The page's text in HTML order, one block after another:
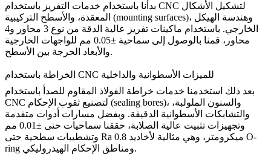
بدأنا باستخدام خدمات التفريز باستخدام CNC
المعقدة، والأسطح التركيبية (mounting surfaces)، وهندسة الهيكل
الخارجي. باستخدام ماكينات تفريز عالية الدقة من نوع 3 محاور و4
محاور، قمنا بالوصول إلى سماحية ±0.05 مم للواجهات الخارجية
والأبعاد الحرجة بين الأسطح.
الخراطة باستخدام CNC للميزات الأسطوانية والداخلية
بعد ذلك استخدمنا خدمات خراطة الفولاذ المقاوم للصدأ باستخدام
CNC
والتشابكات الأسطوانية الدقيقة. وبفضل مسارات أدوات متقدمة
وتجهيزات تثبيت عالية الصلابة، حققنا سماحيات حتى ±0.01 مم
وتشطيبات سطحية حتى Ra 0.8 ميكرومتر، وهي مثالية لأخاديد O-
ring ومناطق الإحكام الهيدروليكي.